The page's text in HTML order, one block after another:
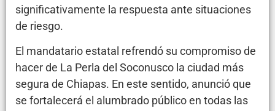
significativamente la respuesta ante situaciones
de riesgo.
El mandatario estatal refrendó su compromiso de
hacer de La Perla del Soconusco la ciudad más
segura de Chiapas. En este sentido, anunció que
se fortalecerá el alumbrado público en todas las